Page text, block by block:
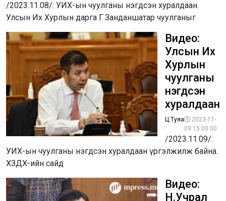
/2023.11.08/: УИХ-ын чуулганы нэгдсэн хуралдаан.
Улсын Их Хурлын дарга Г.Занданшатар чуулганыг
Видео:
Улсын Их
Хурлын
чуулганы
нэгдсэн
хуралдаан
Ц.Туяа
2023-11-
09 15:00:00
/2023.11.09/:
УИХ-ын чуулганы нэгдсэн хуралдаан үргэлжилж байна.
ХЗДХ-ийн сайд
Видео:
Н.Учрал